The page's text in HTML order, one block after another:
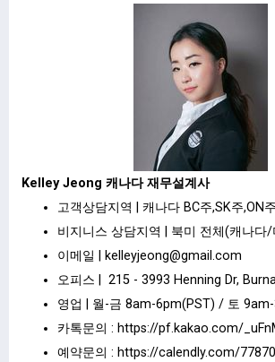
Kelley Jeong 캐나다 재무설계사
고객상담지역 | 캐나다 BC주,SK주,ON
비지니스 상담지역 | 북미 전체(캐나다
이메일 | kelleyjeong@gmail.com
오피스 | 215 - 3993 Henning Dr,
영업 | 월-금 8am-6pm(PST) / 토
카톡문의 : https://pf.kakao.com/
예약문의 : https://calendly.com/